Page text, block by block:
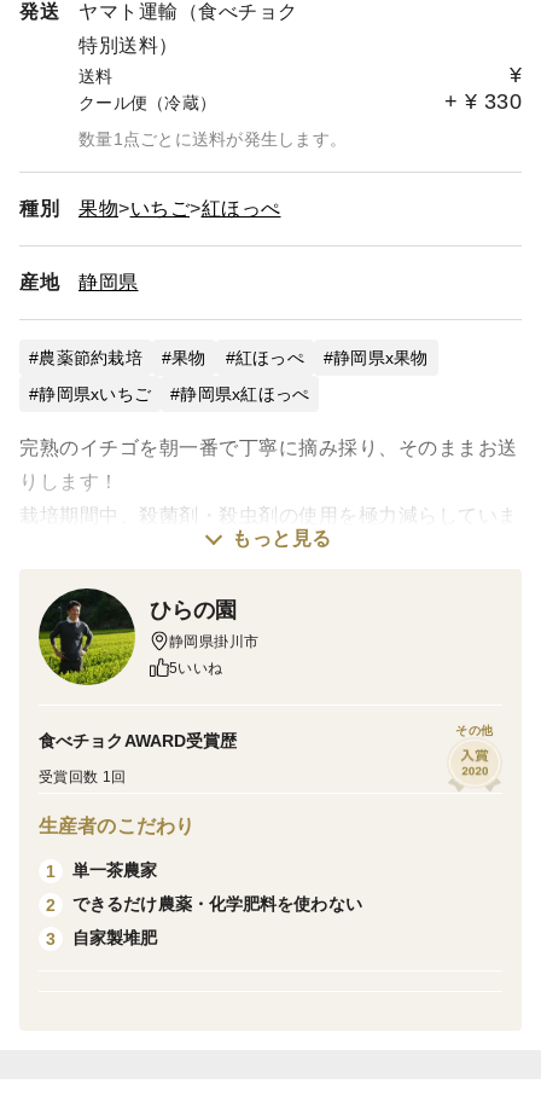
発送
ヤマト運輸（食べチョク
特別送料）
送料 ¥
クール便（冷蔵） + ¥ 330
数量1点ごとに送料が発生します。
種別 果物 いちご 紅ほっぺ
産地 静岡県
農薬節約栽培 果物 紅ほっぺ
静岡県x果物
静岡県xいちご
静岡県x紅ほっぺ
完熟のイチゴを朝一番で丁寧に摘み採り、そのままお送
りします！
栽培期間中、殺菌剤・殺虫剤の使用を極力減らしていま
使っていません）
内容量：約250g～260g×4パック（1箱）
【土耕栽培・完熟採り・無加温・農薬節減】
●昔ながらの土を使った「土耕栽培」で土の栄養たっぷ
り！
もっと見る
ひらの園
静岡県掛川市
5いいね
食べチョクAWARD受賞歴
受賞回数 1回
その他
生産者のこだわり
1
単一茶農家
2
できるだけ農薬・化学肥料を使わない
3
自家製堆肥